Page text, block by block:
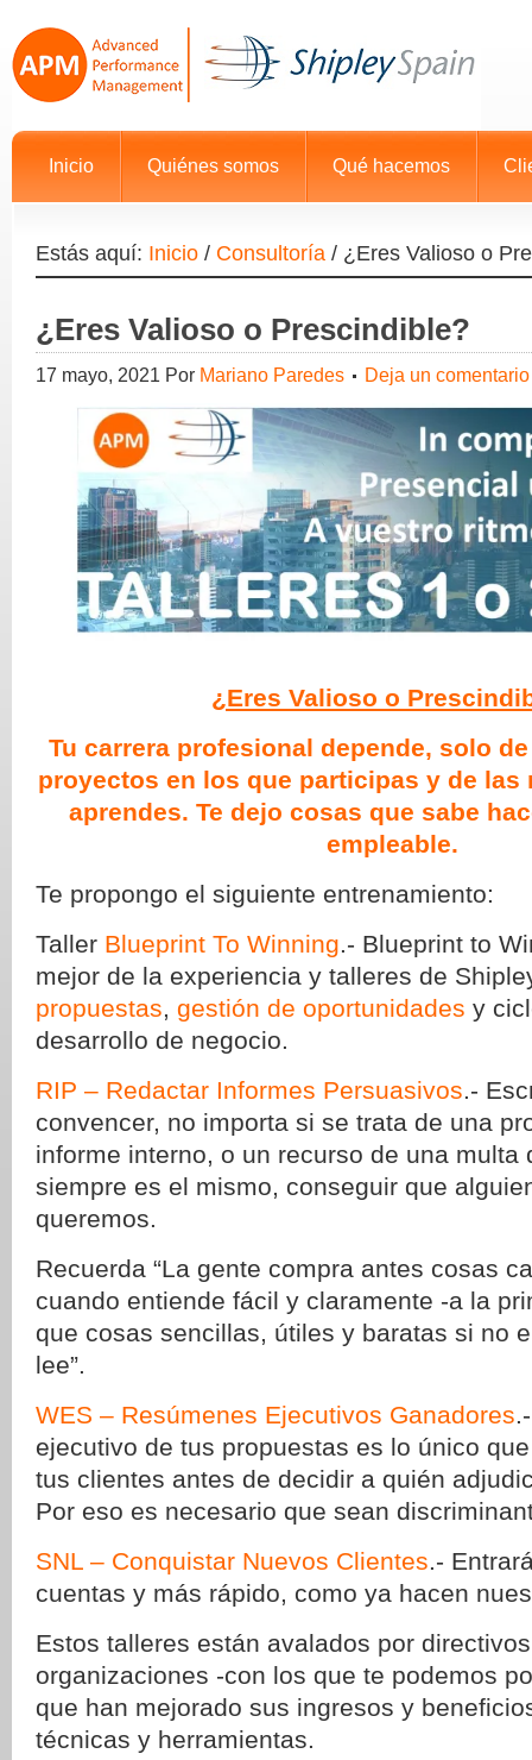
Inicio Quiénes somos Qué hacemos
Estás aquí: Inicio / Consultoría / ¿Eres Valioso o
¿Eres Valioso o Prescindible?
17 mayo, 2021 Por Mariano Paredes Deja un comentario
¿Eres Valioso o
Tu carrera profesional depende, solo
proyectos en los que participas y de las
aprendes. Te dejo cosas que sabe
empleable.
Te propongo el siguiente entrenamiento:
Taller Blueprint To Winning.- Blueprint to
mejor de la experiencia y talleres de
propuestas, gestión de oportunidades y
desarrollo de negocio.
RIP – Redactar Informes Persuasivos.-
convencer, no importa si se trata de una
informe interno, o un recurso de una multa
siempre es el mismo, conseguir que
queremos.
Recuerda “La gente compra antes cosas
cuando entiende fácil y claramente -a la
que cosas sencillas, útiles y baratas si no
lee”.
WES – Resúmenes Ejecutivos Ganadores
ejecutivo de tus propuestas es lo único
tus clientes antes de decidir a quién
Por eso es necesario que sean
SNL – Conquistar Nuevos Clientes.-
cuentas y más rápido, como ya hacen
Estos talleres están avalados por
organizaciones -con los que te podemos
que han mejorado sus ingresos y
técnicas y herramientas.